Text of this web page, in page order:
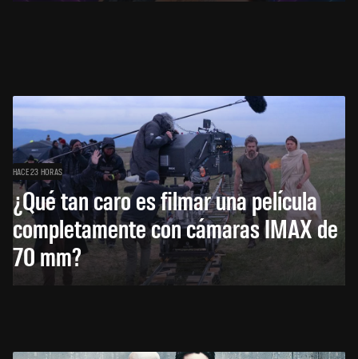
HACE 23 HORAS
¿Qué tan caro es filmar una película
completamente con cámaras IMAX de
70 mm?